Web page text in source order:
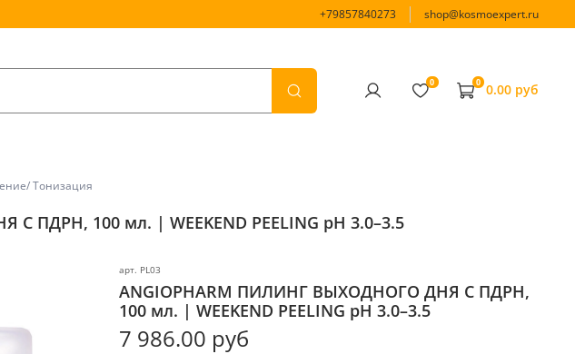
+79857840273 shop@kosmoexpert.ru
0 0 0.00 руб
Тонизация
ПДРН, 100 мл. | WEEKEND PEELING pH 3.0–3.5
арт. PL03
ANGIOPHARM ПИЛИНГ ВЫХОДНОГО ДНЯ С ПДРН,
100 мл. | WEEKEND PEELING pH 3.0–3.5
7 986.00 руб